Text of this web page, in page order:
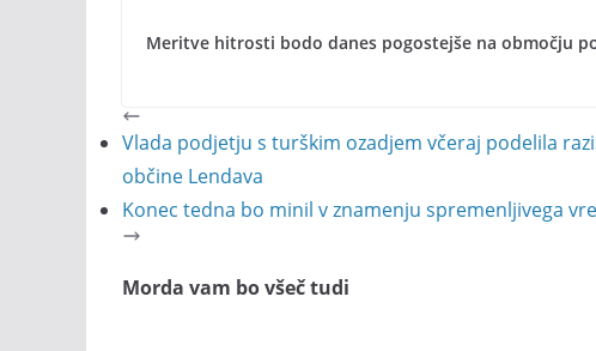
Meritve hitrosti bodo danes pogostejše na območju
Vlada podjetju s turškim ozadjem včeraj podelila
občine Lendava
Konec tedna bo minil v znamenju spremenljivega
Morda vam bo všeč tudi